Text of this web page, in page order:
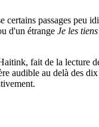
passages peu
d'un étrange Je les
fait de la lecture
audible au delà des